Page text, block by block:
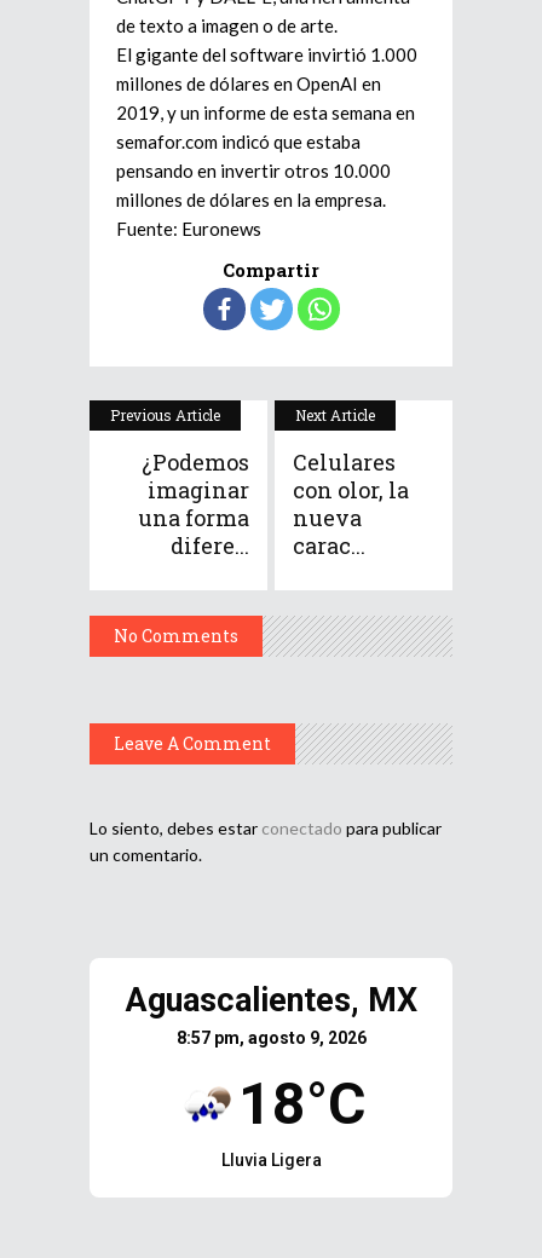
de texto a imagen o de arte.
El gigante del software invirtió 1.000
millones de dólares en OpenAI en
2019, y un informe de esta semana en
semafor.com indicó que estaba
pensando en invertir otros 10.000
millones de dólares en la empresa.
Fuente: Euronews
Compartir
Previous Article
¿Podemos
imaginar
una forma
difere...
Next Article
Celulares
con olor, la
nueva
carac...
No Comments
Leave A Comment
Lo siento, debes estar conectado para publicar
un comentario.
Aguascalientes, MX
8:57 pm, agosto 9, 2026
18°C
Lluvia Ligera